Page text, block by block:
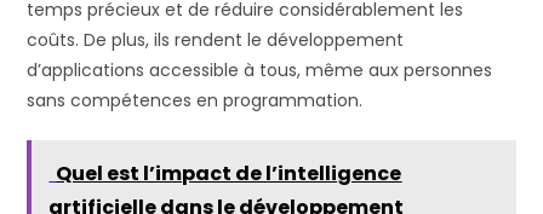
temps précieux et de réduire considérablement les
coûts. De plus, ils rendent le développement
d’applications accessible à tous, même aux personnes
sans compétences en programmation.
Quel est l’impact de l’intelligence
artificielle dans le développement